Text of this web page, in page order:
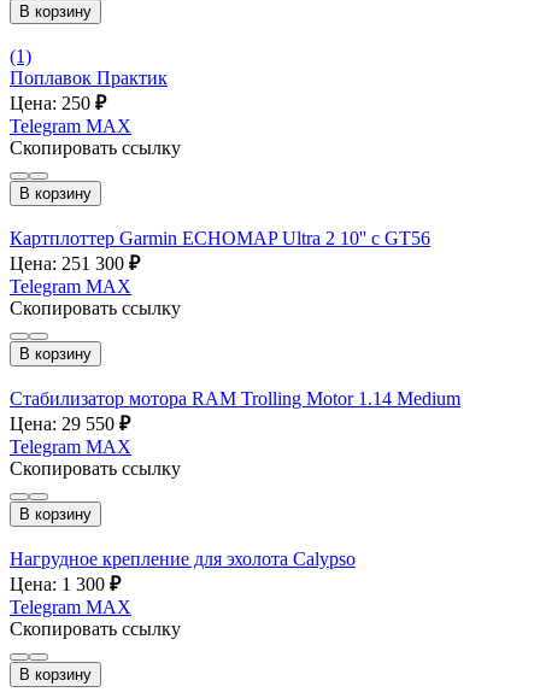
В корзину
(1)
Поплавок Практик
Цена: 250 ₽
Telegram MAX
Скопировать ссылку
В корзину
Картплоттер Garmin ECHOMAP Ultra 2 10'' с GT56
Цена: 251 300 ₽
Telegram MAX
Скопировать ссылку
В корзину
Стабилизатор мотора RAM Trolling Motor 1.14 Medium
Цена: 29 550 ₽
Telegram MAX
Скопировать ссылку
В корзину
Нагрудное крепление для эхолота Calypso
Цена: 1 300 ₽
Telegram MAX
Скопировать ссылку
В корзину